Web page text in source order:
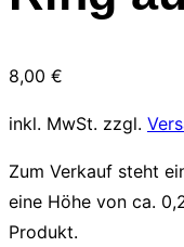
8,00 €
inkl. MwSt. zzgl.
Zum Verkauf steht
eine Höhe von ca.
Produkt.